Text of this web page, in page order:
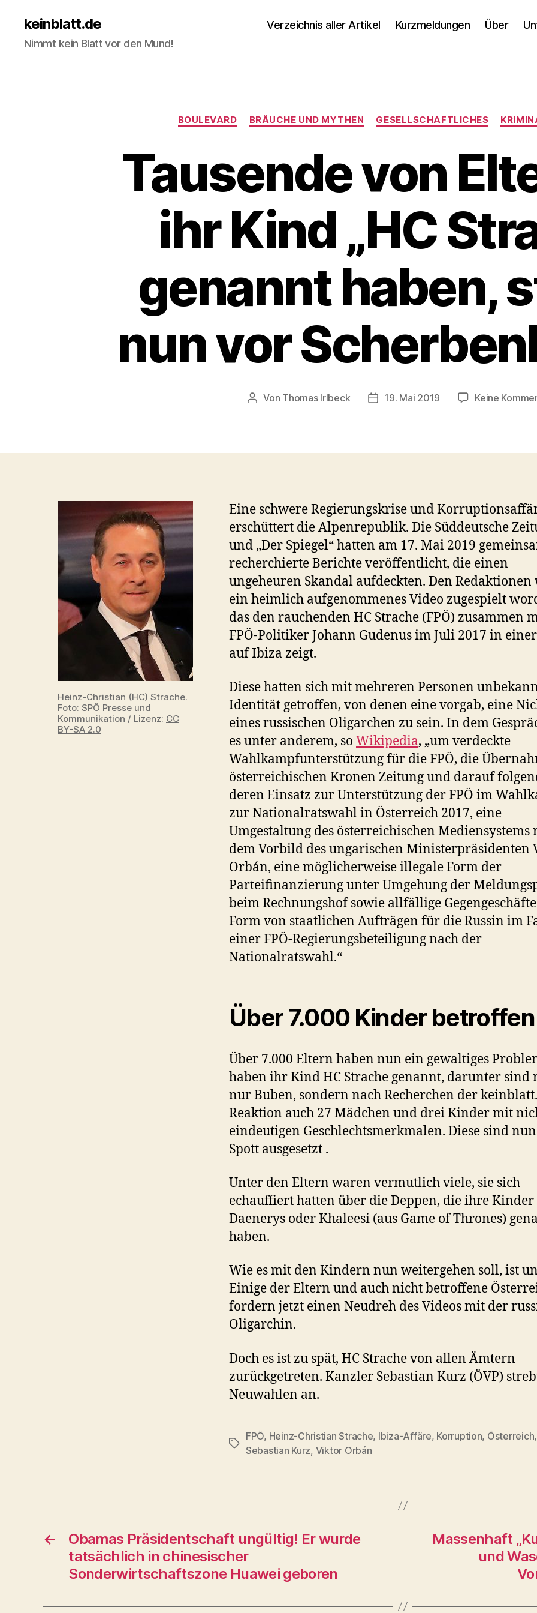
keinblatt.de
Nimmt kein Blatt vor den Mund!
Verzeichnis aller Artikel Kurzmeldungen Über
Kategorien
BOULEVARD BRÄUCHE UND MYTHEN GESELLSCHAFTLICHES
Tausende von
ihr Kind „HC
genannt haben,
nun vor
Beitragsautor
Von Thomas Irlbeck Veröffentlichungsdatum
19. Mai 2019 Keine
Heinz-Christian (HC) Strache.
Foto: SPÖ Presse und
Kommunikation / Lizenz: CC
BY-SA 2.0
Eine schwere Regierungskrise und
erschüttert die Alpenrepublik. Die Süddeutsche
und „Der Spiegel“ hatten am 17. Mai 2019
recherchierte Berichte veröffentlicht, die einen
ungeheuren Skandal aufdeckten. Den Redaktionen
ein heimlich aufgenommenes Video zugespielt
das den rauchenden HC Strache (FPÖ) zusammen
FPÖ-Politiker Johann Gudenus im Juli 2017 in
auf Ibiza zeigt.
Diese hatten sich mit mehreren Personen
Identität getroffen, von denen eine vorgab, eine
eines russischen Oligarchen zu sein. In dem
es unter anderem, so Wikipedia, „um verdeckte
Wahlkampfunterstützung für die FPÖ, die
österreichischen Kronen Zeitung und darauf
deren Einsatz zur Unterstützung der FPÖ im
zur Nationalratswahl in Österreich 2017, eine
Umgestaltung des österreichischen Mediensystems
dem Vorbild des ungarischen Ministerpräsidenten
Orbán, eine möglicherweise illegale Form der
Parteifinanzierung unter Umgehung der
beim Rechnungshof sowie allfällige
Form von staatlichen Aufträgen für die Russin im
einer FPÖ-Regierungsbeteiligung nach der
Nationalratswahl.“
Über 7.000 Kinder betroffen
Über 7.000 Eltern haben nun ein gewaltiges
haben ihr Kind HC Strache genannt, darunter sind
nur Buben, sondern nach Recherchen der
Reaktion auch 27 Mädchen und drei Kinder mit
eindeutigen Geschlechtsmerkmalen. Diese sind
Spott ausgesetzt .
Unter den Eltern waren vermutlich viele, sie sich
echauffiert hatten über die Deppen, die ihre Kinder
Daenerys oder Khaleesi (aus Game of Thrones)
haben.
Wie es mit den Kindern nun weitergehen soll, ist
Einige der Eltern und auch nicht betroffene
fordern jetzt einen Neudreh des Videos mit der
Oligarchin.
Doch es ist zu spät, HC Strache von allen Ämtern
zurückgetreten. Kanzler Sebastian Kurz (ÖVP)
Neuwahlen an.
Schlagwörter
FPÖ, Heinz-Christian Strache, Ibiza-Affäre, Korruption, Österreich,
Sebastian Kurz, Viktor Orbán
←
Obamas Präsidentschaft ungültig! Er wurde
tatsächlich in chinesischer
Sonderwirtschaftszone Huawei geboren
Massenhaft
und